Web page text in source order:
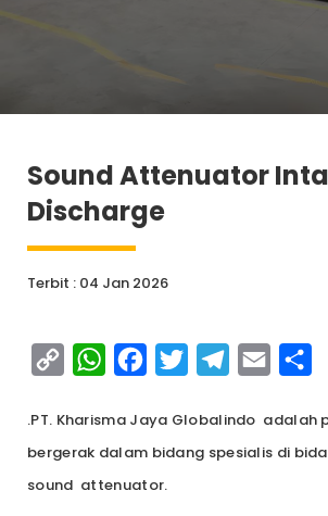
Sound Attenuator
Discharge
Terbit : 04 Jan 2026
Copy
WhatsApp
FacebookTwitterTelegram
Email
.PT. Kharisma Jaya Globalindo adalah
bergerak dalam bidang spesialis di
sound attenuator.